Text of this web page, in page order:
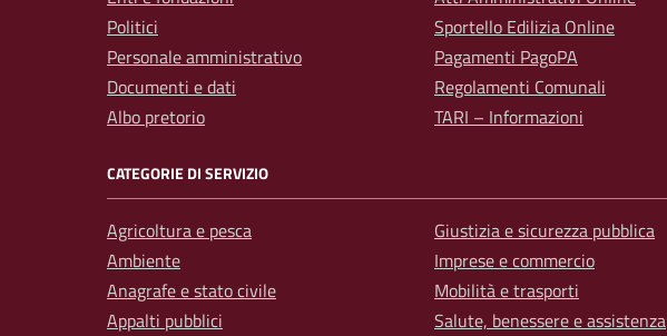
Politici
Personale amministrativo
Documenti e dati
Albo pretorio
Sportello Edilizia Online
Pagamenti PagoPA
Regolamenti Comunali
TARI – Informazioni
CATEGORIE DI SERVIZIO
Agricoltura e pesca
Ambiente
Anagrafe e stato civile
Appalti pubblici
Giustizia e sicurezza pubblica
Imprese e commercio
Mobilità e trasporti
Salute, benessere e assistenza